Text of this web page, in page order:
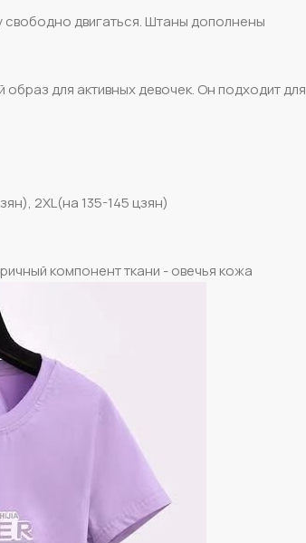
двигаться. Штаны дополнены
для активных девочек. Он подходит для
2XL(на 135-145 цзян)
компонент ткани - овечья кожа